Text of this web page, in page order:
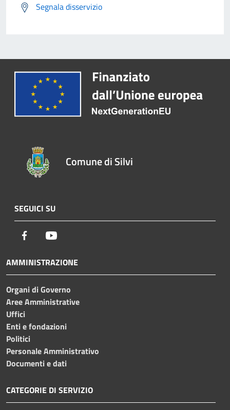
Segnala disservizio
Comune di Silvi
SEGUICI SU
Facebook
AMMINISTRAZIONE
Organi di Governo
Aree Amministrative
Uffici
Enti e fondazioni
Politici
Personale Amministrativo
Documenti e dati
CATEGORIE DI SERVIZIO